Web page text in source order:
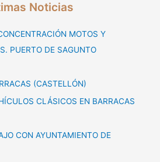
Noticias
MOTOS Y
PUERTO DE SAGUNTO
(CASTELLÓN)
CLÁSICOS EN BARRACAS
CON AYUNTAMIENTO DE